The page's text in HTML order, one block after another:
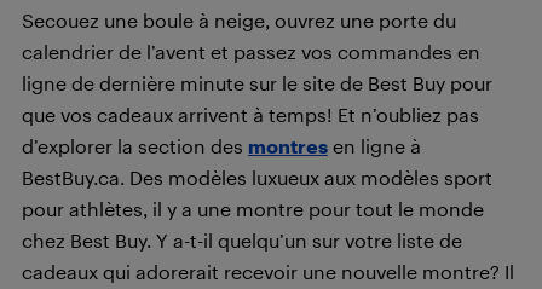
Secouez une boule à neige, ouvrez une porte du
calendrier de l’avent et passez vos commandes en
ligne de dernière minute sur le site de Best Buy pour
que vos cadeaux arrivent à temps! Et n’oubliez pas
d’explorer la section des montres en ligne à
BestBuy.ca. Des modèles luxueux aux modèles sport
pour athlètes, il y a une montre pour tout le monde
chez Best Buy. Y a-t-il quelqu’un sur votre liste de
cadeaux qui adorerait recevoir une nouvelle montre? Il